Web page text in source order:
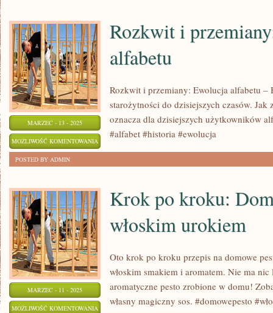
MITY
LEGENDY
MARZEC - 13 - 2025
MOŻLIWOŚĆ KOMENTOWANIA
EWOLUCJA
ALFABETU
ZOSTAŁA WYŁĄCZONA
Rozkwit i
alfabetu
Rozkwit i przemiany: Ewolucja alfabetu
starożytności do dzisiejszych czasów. Jak
oznacza dla dzisiejszych użytkowników
#alfabet #historia #ewolucja
POSTED BY ADMIN
MARZEC - 11 - 2025
MOŻLIWOŚĆ KOMENTOWANIA
Krok po kroku:
włoskim urokiem
Oto krok po kroku przepis na domowe
włoskim smakiem i aromatem. Nie ma
aromatyczne pesto zrobione w domu!
własny magiczny sos. #domowepesto